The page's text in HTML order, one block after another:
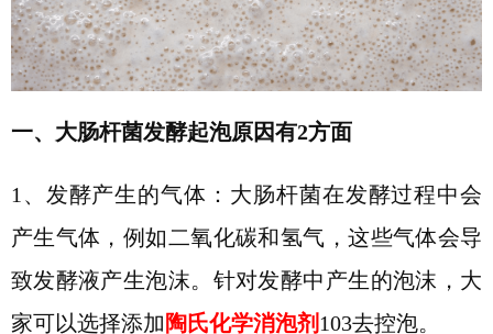
一、大肠杆菌发酵起泡原因有2方面
1、 发酵产生的气体：大肠杆菌在发酵过程中会
产生气体，例如二氧化碳和氢气，这些气体会导
致发酵液产生泡沫。针对发酵中产生的泡沫，大
家可以选择添加 陶氏化学消泡剂 103去控泡。